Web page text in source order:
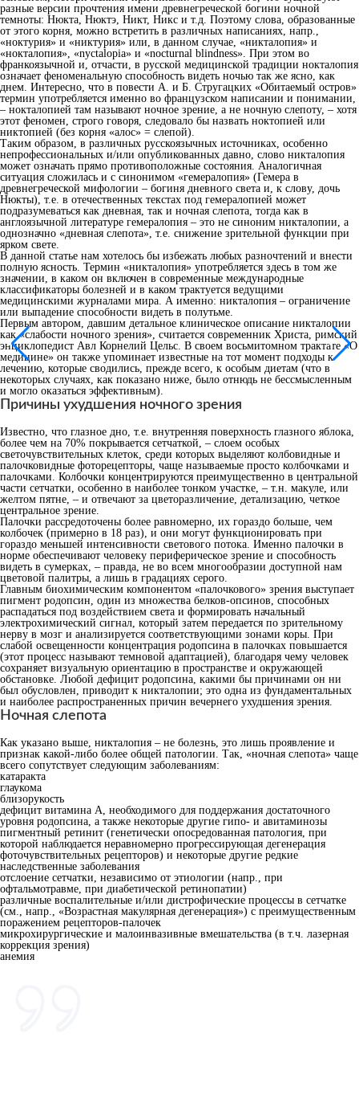
разные версии прочтения имени древнегреческой богини ночной
темноты: Нюкта, Нюктэ, Никт, Никс и т.д. Поэтому слова, образованные
от этого корня, можно встретить в различных написаниях, напр.,
«ноктурия» и «никтурия» или, в данном случае, «никталопия» и
«нокталопия», «nyctalopia» и «nocturnal blindness». При этом во
франкоязычной и, отчасти, в русской медицинской традиции нокталопия
означает феноменальную способность видеть ночью так же ясно, как
днем. Интересно, что в повести А. и Б. Стругацких «Обитаемый остров»
термин употребляется именно во французском написании и понимании,
– нокталопией там называют ночное зрение, а не ночную слепоту, – хотя
этот феномен, строго говоря, следовало бы назвать ноктопией или
никтопией (без корня «алос» = слепой).
Таким образом, в различных русскоязычных источниках, особенно
непрофессиональных и/или опубликованных давно, слово никталопия
может означать прямо противоположные состояния. Аналогичная
ситуация сложилась и с синонимом «гемералопия» (Гемера в
древнегреческой мифологии – богиня дневного света и, к слову, дочь
Нюкты), т.е. в отечественных текстах под гемералопией может
подразумеваться как дневная, так и ночная слепота, тогда как в
англоязычной литературе гемералопия – это не синоним никталопии, а
однозначно «дневная слепота», т.е. снижение зрительной функции при
ярком свете.
В данной статье нам хотелось бы избежать любых разночтений и внести
полную ясность. Термин «никталопия» употребляется здесь в том же
значении, в каком он включен в современные международные
классификаторы болезней и в каком трактуется ведущими
медицинскими журналами мира. А именно: никталопия – ограничение
или выпадение способности видеть в полутьме.
Первым автором, давшим детальное клиническое описание никталопии
как «слабости ночного зрения», считается современник Христа, римский
энциклопедист Авл Корнелий Цельс. В своем восьмитомном трактате «О
медицине» он также упоминает известные на тот момент подходы к
лечению, которые сводились, прежде всего, к особым диетам (что в
некоторых случаях, как показано ниже, было отнюдь не бессмысленным
и могло оказаться эффективным).
Причины ухудшения ночного зрения
Известно, что глазное дно, т.е. внутренняя поверхность глазного яблока,
более чем на 70% покрывается сетчаткой, – слоем особых
светочувствительных клеток, среди которых выделяют колбовидные и
палочковидные фоторецепторы, чаще называемые просто колбочками и
палочками. Колбочки концентрируются преимущественно в центральной
части сетчатки, особенно в наиболее тонком участке, – т.н. макуле, или
желтом пятне, – и отвечают за цветоразличение, детализацию, четкое
центральное зрение.
Палочки рассредоточены более равномерно, их гораздо больше, чем
колбочек (примерно в 18 раз), и они могут функционировать при
гораздо меньшей интенсивности светового потока. Именно палочки в
норме обеспечивают человеку периферическое зрение и способность
видеть в сумерках, – правда, не во всем многообразии доступной нам
цветовой палитры, а лишь в градациях серого.
Главным биохимическим компонентом «палочкового» зрения выступает
пигмент родопсин, один из множества белков-опсинов, способных
распадаться под воздействием света и формировать начальный
электрохимический сигнал, который затем передается по зрительному
нерву в мозг и анализируется соответствующими зонами коры. При
слабой освещенности концентрация родопсина в палочках повышается
(этот процесс называют темновой адаптацией), благодаря чему человек
сохраняет визуальную ориентацию в пространстве и окружающей
обстановке. Любой дефицит родопсина, какими бы причинами он ни
был обусловлен, приводит к никталопии; это одна из фундаментальных
и наиболее распространенных причин вечернего ухудшения зрения.
Ночная слепота
Как указано выше, никталопия – не болезнь, это лишь проявление и
признак какой-либо более общей патологии. Так, «ночная слепота» чаще
всего сопутствует следующим заболеваниям:
катаракта
глаукома
близорукость
дефицит витамина А, необходимого для поддержания достаточного
уровня родопсина, а также некоторые другие гипо- и авитаминозы
пигментный ретинит (генетически опосредованная патология, при
которой наблюдается неравномерно прогрессирующая дегенерация
фоточувствительных рецепторов) и некоторые другие редкие
наследственные заболевания
отслоение сетчатки, независимо от этиологии (напр., при
офтальмотравме, при диабетической ретинопатии)
различные воспалительные и/или дистрофические процессы в сетчатке
(см., напр., «Возрастная макулярная дегенерация») с преимущественным
поражением рецепторов-палочек
микрохирургические и малоинвазивные вмешательства (в т.ч. лазерная
коррекция зрения)
анемия